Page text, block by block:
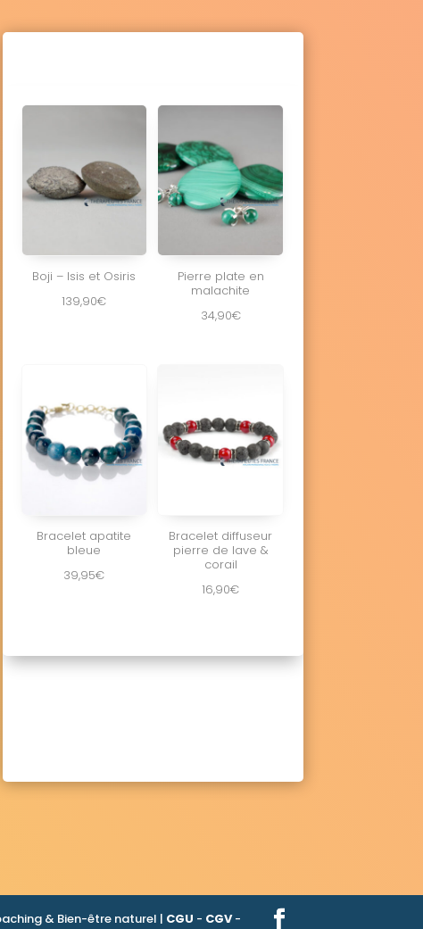
Boji – Isis et Osiris
139,90€
Pierre plate en
malachite
34,90€
Bracelet apatite
bleue
39,95€
Bracelet diffuseur
pierre de lave &
corail
16,90€
& Bien-être naturel | CGU - CGV-